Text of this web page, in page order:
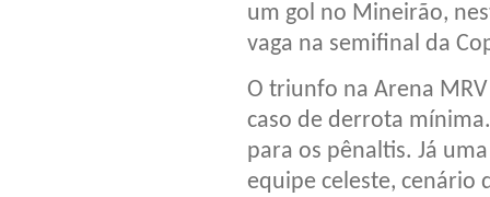
um gol no Mineirão,
vaga na semifinal da
O triunfo na Arena
caso de derrota
para os pênaltis. Já
equipe celeste, cenário